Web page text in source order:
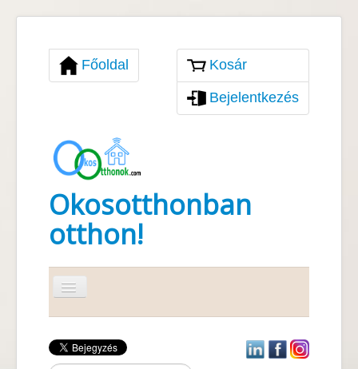
Főoldal Kosár
Bejelentkezés
Okosotthonban
otthon!
Navigáció
Szolgáltatások